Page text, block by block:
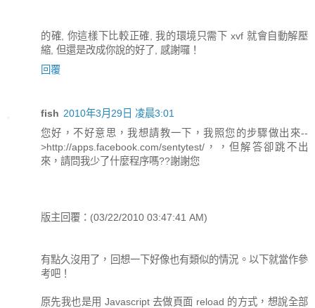
的確, 你這樣下比較正確, 我的環境只需下 xvf 就會自動解壓
縮, 但還是改成你說的好了, 感謝囉！
回覆
fish 2010年3月29日 凌晨3:01
您好，不好意思，我想請教一下，我照您的步驟做出來--
>http://apps.facebook.com/sentytest/，，但解答卻跳不出
來，請問我少了什麼程序嗎??謝謝您
版主回覆：(03/22/2010 03:47:41 AM)
有點久沒用了，回想一下好像也有類似的情況。以下就當作參
考吧！
原先我也是用 Javascript 去做頁面 reload 的方式，想說全部